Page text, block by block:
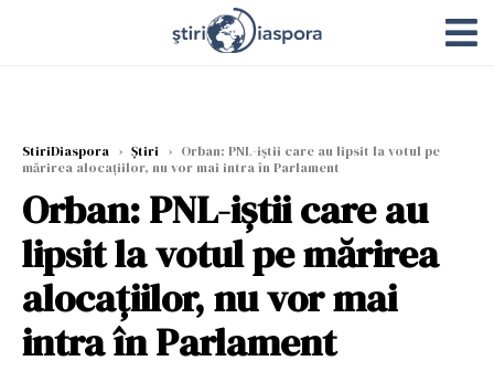
StiriDiaspora › Știri › Orban: PNL-iștii care au lipsit la votul pe
mărirea alocațiilor, nu vor mai intra în Parlament
Orban: PNL-iștii care au
lipsit la votul pe mărirea
alocațiilor, nu vor mai
intra în Parlament